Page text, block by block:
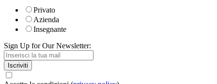
Privato
Azienda
Insegnante
Sign Up for Our Newsletter:
Iscriviti